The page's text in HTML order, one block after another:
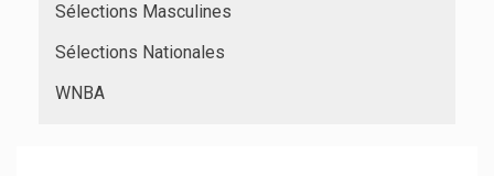
Sélections Masculines
Sélections Nationales
WNBA